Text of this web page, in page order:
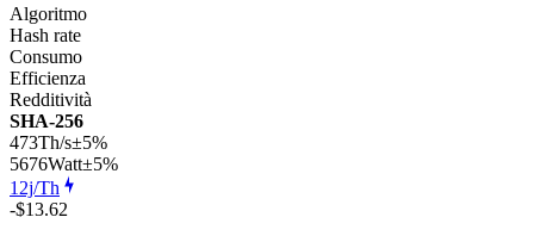
Algoritmo
Hash rate
Consumo
Efficienza
Redditività
SHA-256
473Th/s±5%
5676Watt±5%
12j/Th
-$13.62